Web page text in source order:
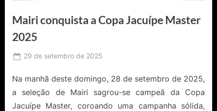
Mairi conquista a Copa Jacuípe Master
2025
Posted
29 de setembro de 2025
Catureba
Na manhã deste domingo, 28 de setembro de 2025,
a seleção de Mairi sagrou-se campeã da Copa
Jacuípe Master, coroando uma campanha sólida,